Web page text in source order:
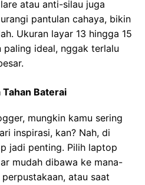
atau anti-silau juga
pantulan cahaya, bikin
Ukuran layar 13 hingga 15
ideal, nggak terlalu
Baterai
mungkin kamu sering
inspirasi, kan? Nah, di
jadi penting. Pilih laptop
mudah dibawa ke mana-
atau saat